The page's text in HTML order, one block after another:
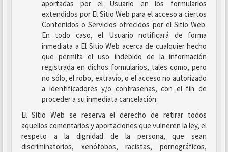
aportadas por el Usuario en los formularios
extendidos por El Sitio Web para el acceso a ciertos
Contenidos o Servicios ofrecidos por el Sitio Web.
En todo caso, el Usuario notificará de forma
inmediata a El Sitio Web acerca de cualquier hecho
que permita el uso indebido de la información
registrada en dichos formularios, tales como, pero
no sólo, el robo, extravío, o el acceso no autorizado
a identificadores y/o contraseñas, con el fin de
proceder a su inmediata cancelación.
El Sitio Web se reserva el derecho de retirar todos
aquellos comentarios y aportaciones que vulneren la ley, el
respeto a la dignidad de la persona, que sean
discriminatorios, xenófobos, racistas, pornográficos,